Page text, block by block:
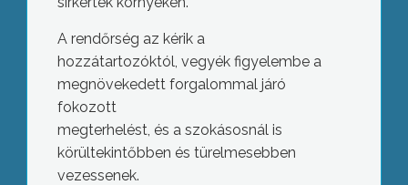
A rendőrség az kérik a
hozzátartozóktól, vegyék figyelembe a
megnövekedett forgalommal járó
fokozott
megterhelést, és a szokásosnál is
körültekintőbben és türelmesebben
vezessenek.